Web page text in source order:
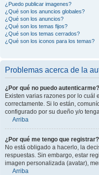
¿Puedo publicar imagenes?
¿Qué son los anuncios globales?
¿Qué son los anuncios?
¿Qué son los temas fijos?
¿Qué son los temas cerrados?
¿Qué son los iconos para los temas?
Problemas acerca de la
¿Por qué no puedo autenticarme?
Existen varias razones por lo cuál
correctamente. Si lo están,
configurado por su dueño y/o
Arriba
¿Por qué me tengo que registrar?
No está obligado a hacerlo, la
respuestas. Sin embargo, estar
imagen personalizada (avatar),
Arriba